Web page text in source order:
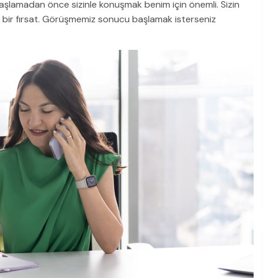
önce sizinle konuşmak benim için önemli. Sizin
bir fırsat. Görüşmemiz sonucu başlamak isterseniz